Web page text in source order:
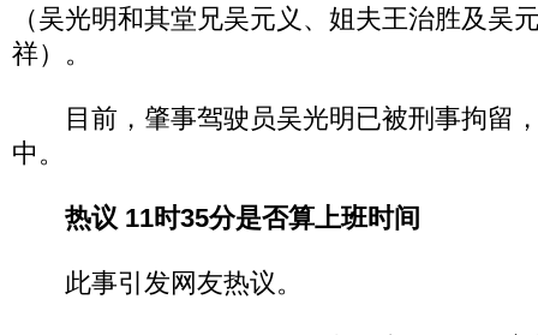
（吴光明和其堂兄吴元义、姐夫王治胜及吴
祥）。
目前，肇事驾驶员吴光明已被刑事拘留
中。
热议 11时35分是否算上班时间
此事引发网友热议。